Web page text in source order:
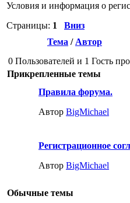
Условия и информация о
Страницы: 1
Вниз
Тема / Автор
0 Пользователей и 1 Гость
Прикрепленные темы
Правила форума.
Автор BigMichael
Регистрационное
Автор BigMichael
Обычные темы